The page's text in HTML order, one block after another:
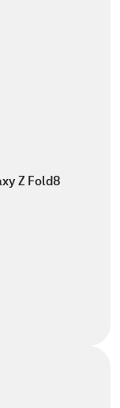
Z Fold8